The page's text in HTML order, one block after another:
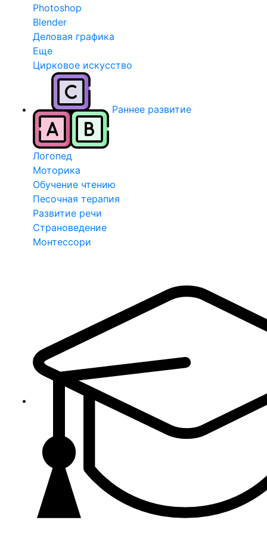
Photoshop
Blender
Деловая графика
Еще
Цирковое искусство
Раннее развитие
Логопед
Моторика
Обучение чтению
Песочная терапия
Развитие речи
Страноведение
Монтессори